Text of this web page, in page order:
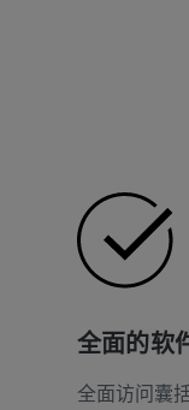
全面的软
全面访问囊